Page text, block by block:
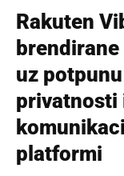
Rakuten
uz
privatnosti
platformi